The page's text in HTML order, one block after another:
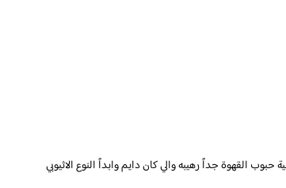
القهوة جداً رهيبه والي كان دايم وابداً النوع الاثيوبي